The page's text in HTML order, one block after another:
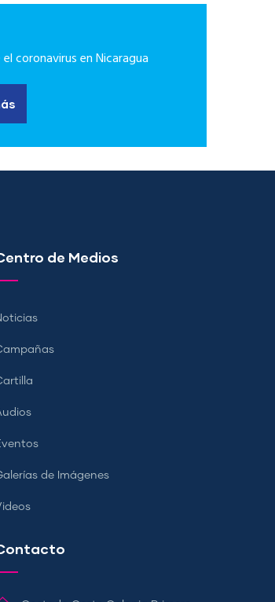
coronavirus en Nicaragua
de Medios
de Imágenes